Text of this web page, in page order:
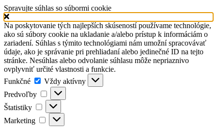
Spravujte súhlas so súbormi cookie
Na poskytovanie tých najlepších skúseností používame technológie,
ako sú súbory cookie na ukladanie a/alebo prístup k informáciám o
zariadení. Súhlas s týmito technológiami nám umožní spracovávať
údaje, ako je správanie pri prehliadaní alebo jedinečné ID na tejto
stránke. Nesúhlas alebo odvolanie súhlasu môže nepriaznivo
ovplyvniť určité vlastnosti a funkcie.
Funkčné
Funkčné
Vždy aktívny
Predvoľby
Predvoľby
Štatistiky Štatistiky
Marketing Marketing